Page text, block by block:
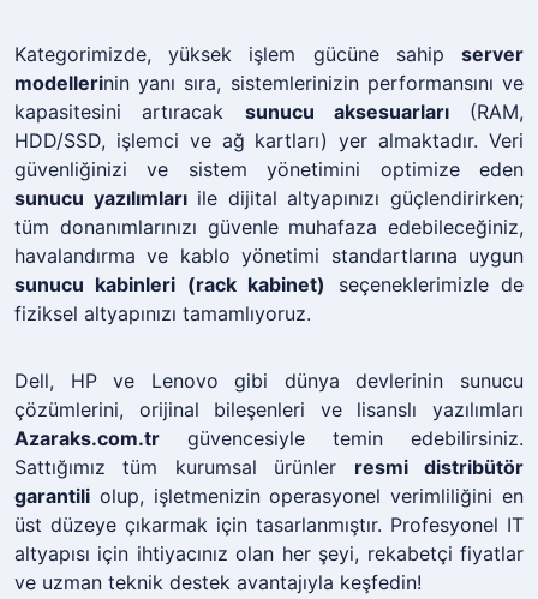
Kategorimizde, yüksek işlem gücüne sahip server
modellerinin yanı sıra, sistemlerinizin performansını ve
kapasitesini artıracak sunucu aksesuarları(RAM,
HDD/SSD, işlemci ve ağ kartları) yer almaktadır. Veri
güvenliğinizi ve sistem yönetimini optimize eden
sunucu yazılımlarıile dijital altyapınızı güçlendirirken;
tüm donanımlarınızı güvenle muhafaza edebileceğiniz,
havalandırma ve kablo yönetimi standartlarına uygun
sunucu kabinleri (rack kabinet)
seçeneklerimizle de
fiziksel altyapınızı tamamlıyoruz.
Dell, HP ve Lenovo gibi dünya devlerinin sunucu
çözümlerini, orijinal bileşenleri ve lisanslı yazılımları
Azaraks.com.tr güvencesiyle temin edebilirsiniz.
Sattığımız tüm kurumsal ürünler resmi distribütör
garantili olup, işletmenizin operasyonel verimliliğini en
üst düzeye çıkarmak için tasarlanmıştır. Profesyonel IT
altyapısı için ihtiyacınız olan her şeyi, rekabetçi fiyatlar
ve uzman teknik destek avantajıyla keşfedin!